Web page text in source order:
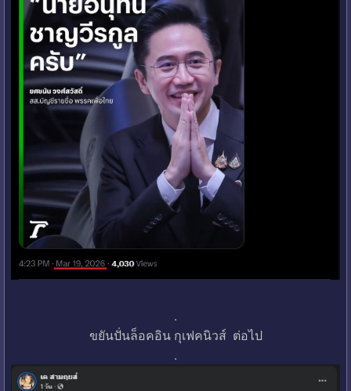
.
ขยันปั่นล็อคอิน กุเฟคนิวส์ ต่อไป
.